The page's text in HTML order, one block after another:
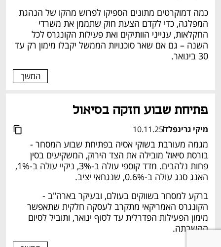
כמה דמוקרטים מתונים הספיקו לפרוש מהקו של הנהגת
החקלאות, ענייני הוותיקים ואת פעילות הקונגרס לכל
השנה – גם אם שאר סוכנויות הממשל יקבלו מימון רק עד
30 בינואר.
המשך
פתיחת שבוע חזקה בסיאול
מיקי גרינפלד10.11.25
מגמה מעורבת בשוקי אסיה בפתיחת שבוע המסחר -
בורסת סיאול מובילה את הצד הירוק, המשקיעים בסין
האנג סנג עולה ב-0.6%, שנגחאי יציב.
ברקע למסחר בשווקים בעולם, ובעיקר בארה"ב -
הקונגרס האמריקאי מתקרב לעסקה חלקית שתאפשר
ההשבתה.